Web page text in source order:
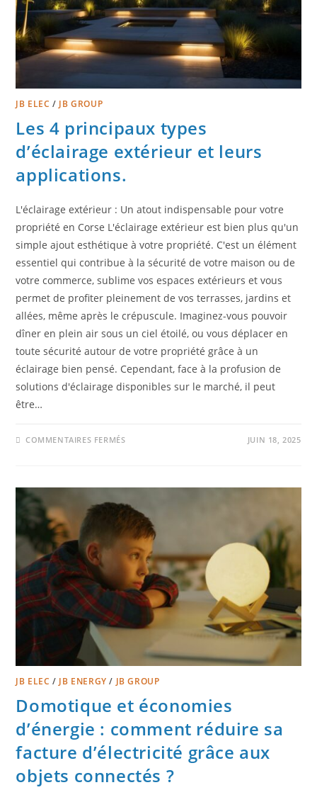
JB ELEC / JB GROUP
Les 4 principaux types
d’éclairage extérieur et leurs
applications.
L'éclairage extérieur : Un atout indispensable pour votre
propriété en Corse L'éclairage extérieur est bien plus qu'un
simple ajout esthétique à votre propriété. C'est un élément
essentiel qui contribue à la sécurité de votre maison ou de
votre commerce, sublime vos espaces extérieurs et vous
permet de profiter pleinement de vos terrasses, jardins et
allées, même après le crépuscule. Imaginez-vous pouvoir
dîner en plein air sous un ciel étoilé, ou vous déplacer en
toute sécurité autour de votre propriété grâce à un
éclairage bien pensé. Cependant, face à la profusion de
solutions d'éclairage disponibles sur le marché, il peut
être…
COMMENTAIRES FERMÉS JUIN 18, 2025
JB ELEC / JB ENERGY / JB GROUP
Domotique et économies
d’énergie : comment réduire sa
facture d’électricité grâce aux
objets connectés ?